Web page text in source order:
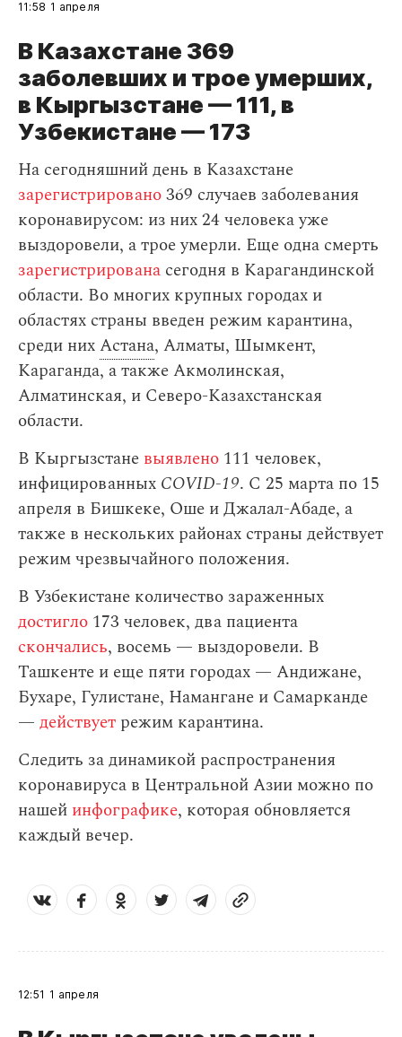
11:58 1 апреля
В Казахстане 369
заболевших и трое умерших,
в Кыргызстане — 111, в
Узбекистане — 173
На сегодняшний день в Казахстане
зарегистрировано369 случаев заболевания
коронавирусом: из них 24 человека уже
выздоровели, а трое умерли. Еще одна смерть
зарегистрирована сегодня в Карагандинской
области. Во многих крупных городах и
областях страны введен режим карантина,
среди нихАстана, Алматы, Шымкент,
Караганда, а также Акмолинская,
Алматинская, и Северо-Казахстанская
области.
В Кыргызстане выявлено 111 человек,
инфицированных COVID-19. С 25 марта по 15
апреля в Бишкеке, Оше и Джалал-Абаде, а
также в нескольких районах страны действует
режим чрезвычайного положения.
В Узбекистане количество зараженных
достигло 173 человек, два пациента
скончались, восемь — выздоровели. В
Ташкенте и еще пяти городах — Андижане,
Бухаре, Гулистане, Намангане и Самарканде
— действует режим карантина.
Следить за динамикой распространения
коронавируса в Центральной Азии можно по
нашей инфографике, которая обновляется
каждый вечер.
12:51 1 апреля